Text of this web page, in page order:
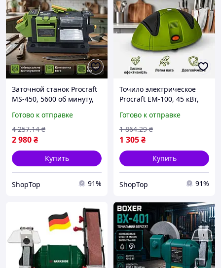
Заточной станок Procraft
MS-450, 5600 об минуту,
дисков до 53 мм 50 Гц
новый электрическое
точило
Готово к отправке
2 980₴
4 257.14 ₴
Купить
ShopTop 91%
Точило электрическое
Procraft EM-100, 45 кВт,
настольное для быстрой
заточки мини точильный
станок
Готово к отправке
1 305₴
1 864.29 ₴
Купить
ShopTop 91%